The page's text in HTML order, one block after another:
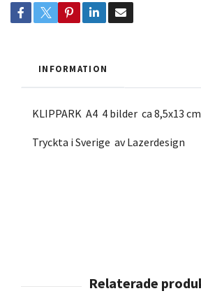
INFORMATION
KLIPPARK A4 4 bilder ca 8,5x13 cm
Tryckta i Sverige av Lazerdesign